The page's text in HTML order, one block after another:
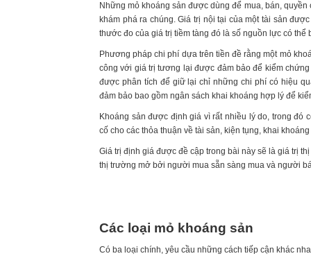
Những mỏ khoáng sản được dùng để mua, bán,
khám phá ra chúng. Giá trị nội tại của một tài sản
thước đo của giá trị tiềm tàng đó là số nguồn lực có thể
Phương pháp chi phí dựa trên tiền đề rằng một mỏ
công với giá trị tương lại được đảm bảo để kiểm
được phân tích để giữ lại chỉ những chi phí có hiệu
đảm bảo bao gồm ngân sách khai khoáng hợp lý để
Khoáng sản được định giá vì rất nhiều lý do, trong đó
cố cho các thỏa thuận về tài sản, kiện tụng, khai
Giá trị định giá được đề cập trong bài này sẽ là giá trị
thị trường mở bởi người mua sẵn sàng mua và người
Các loại mỏ khoáng sản
Có ba loại chính, yêu cầu những cách tiếp cận khác